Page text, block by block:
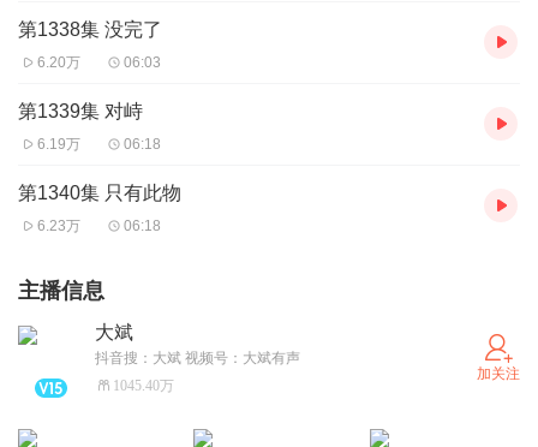
第1338集 没完了
6.20万 06:03
第1339集 对峙
6.19万 06:18
第1340集 只有此物
6.23万 06:18
主播信息
大斌
抖音搜：大斌 视频号：大斌有声
1045.40万
加关注